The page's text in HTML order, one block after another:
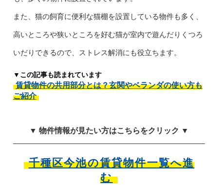
また、猫の飼育に便利な猫棚を設置している物件も多く、
高いところや狭いところを好む猫が室内で遊んだりくつろ
いだりできるので、ストレス解消にも役立ちます。
▼この記事も読まれています
賃貸物件の共用部分とは？玄関やベランダの使い方も
ご紹介
▼ 物件情報が見たい方はこちらをクリック ▼
千種区今池の賃貸物件一覧へ進
む